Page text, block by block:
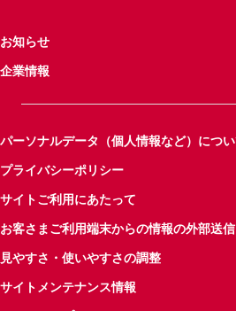
お知らせ
企業情報
パーソナルデータ（個人情報など）につ
プライバシーポリシー
サイトご利用にあたって
お客さまご利用端末からの情報の外部送
見やすさ・使いやすさの調整
サイトメンテナンス情報